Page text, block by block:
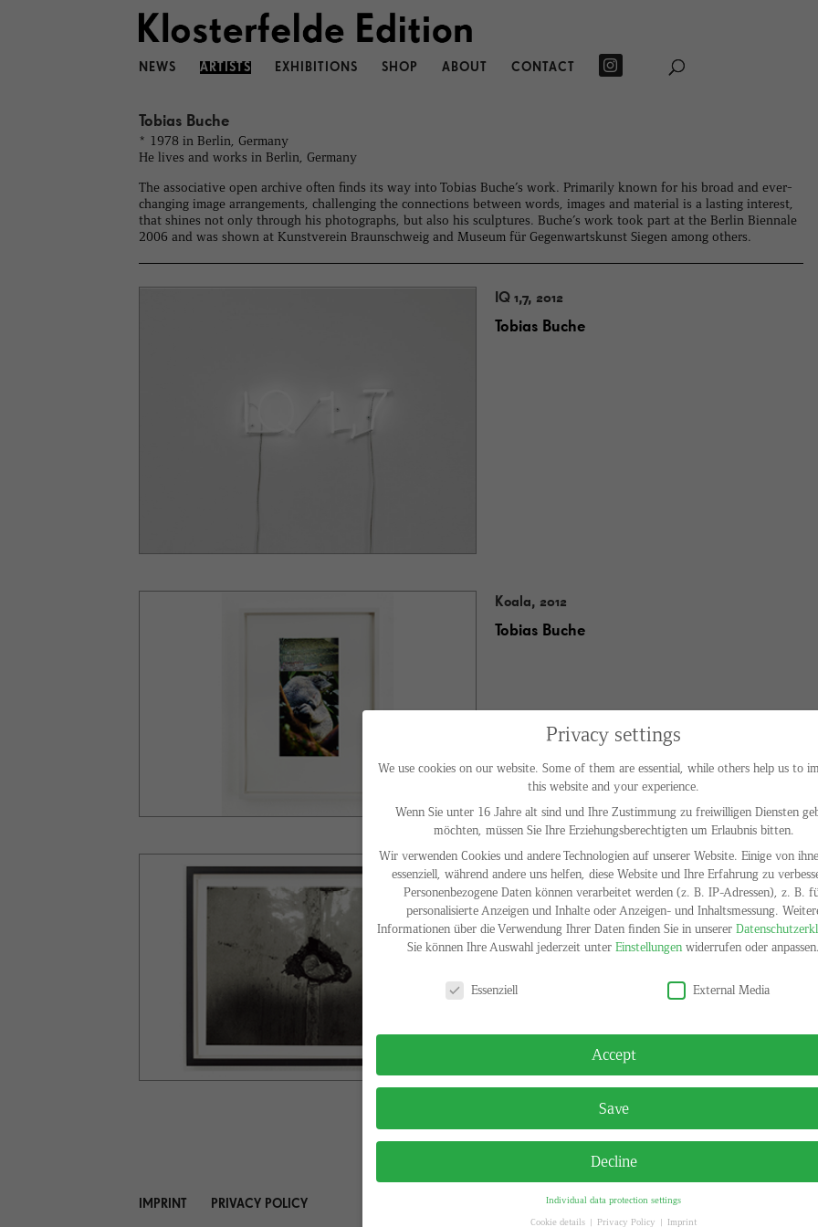
NEWS ARTISTS EXHIBITIONS SHOP ABOUT CONTACT
Tobias Buche
* 1978 in Berlin, Germany
He lives and works in Berlin, Germany
The associative open archive often finds its way into Tobias Buche’s work. Primarily known for his broad and ever-
changing image arrangements, challenging the connections between words, images and material is a lasting interest,
that shines not only through his photographs, but also his sculptures. Buche’s work took part at the Berlin Biennale
2006 and was shown at Kunstverein Braunschweig and Museum für Gegenwartskunst Siegen among others.
IQ 1,7, 2012
Tobias Buche
Koala, 2012
Tobias Buche
Zigarette, 2012
Tobias Buche
IMPRINT PRIVACY POLICY ©
Privacy settings
We use cookies on our website. Some of them are essential, while others help us to
this website and your experience.
Wenn Sie unter 16 Jahre alt sind und Ihre Zustimmung zu freiwilligen Diensten
möchten, müssen Sie Ihre Erziehungsberechtigten um Erlaubnis bitten.
Wir verwenden Cookies und andere Technologien auf unserer Website. Einige von
essenziell, während andere uns helfen, diese Website und Ihre Erfahrung zu
Personenbezogene Daten können verarbeitet werden (z. B. IP-Adressen), z. B.
personalisierte Anzeigen und Inhalte oder Anzeigen- und Inhaltsmessung.
Informationen über die Verwendung Ihrer Daten finden Sie in unserer
Sie können Ihre Auswahl jederzeit unter Einstellungenwiderrufen oder anpassen.
Essenziell
External Media
Accept
Save
Decline
Individual data protection settings
Cookie details
Privacy Policy Imprint